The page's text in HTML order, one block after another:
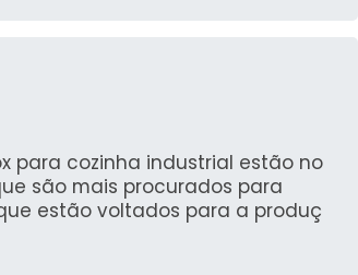
para cozinha industrial estão no
são mais procurados para
estão voltados para a produç